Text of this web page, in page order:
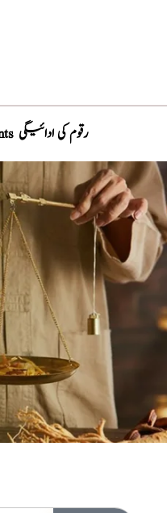
Payments رقوم کی ادائیگی